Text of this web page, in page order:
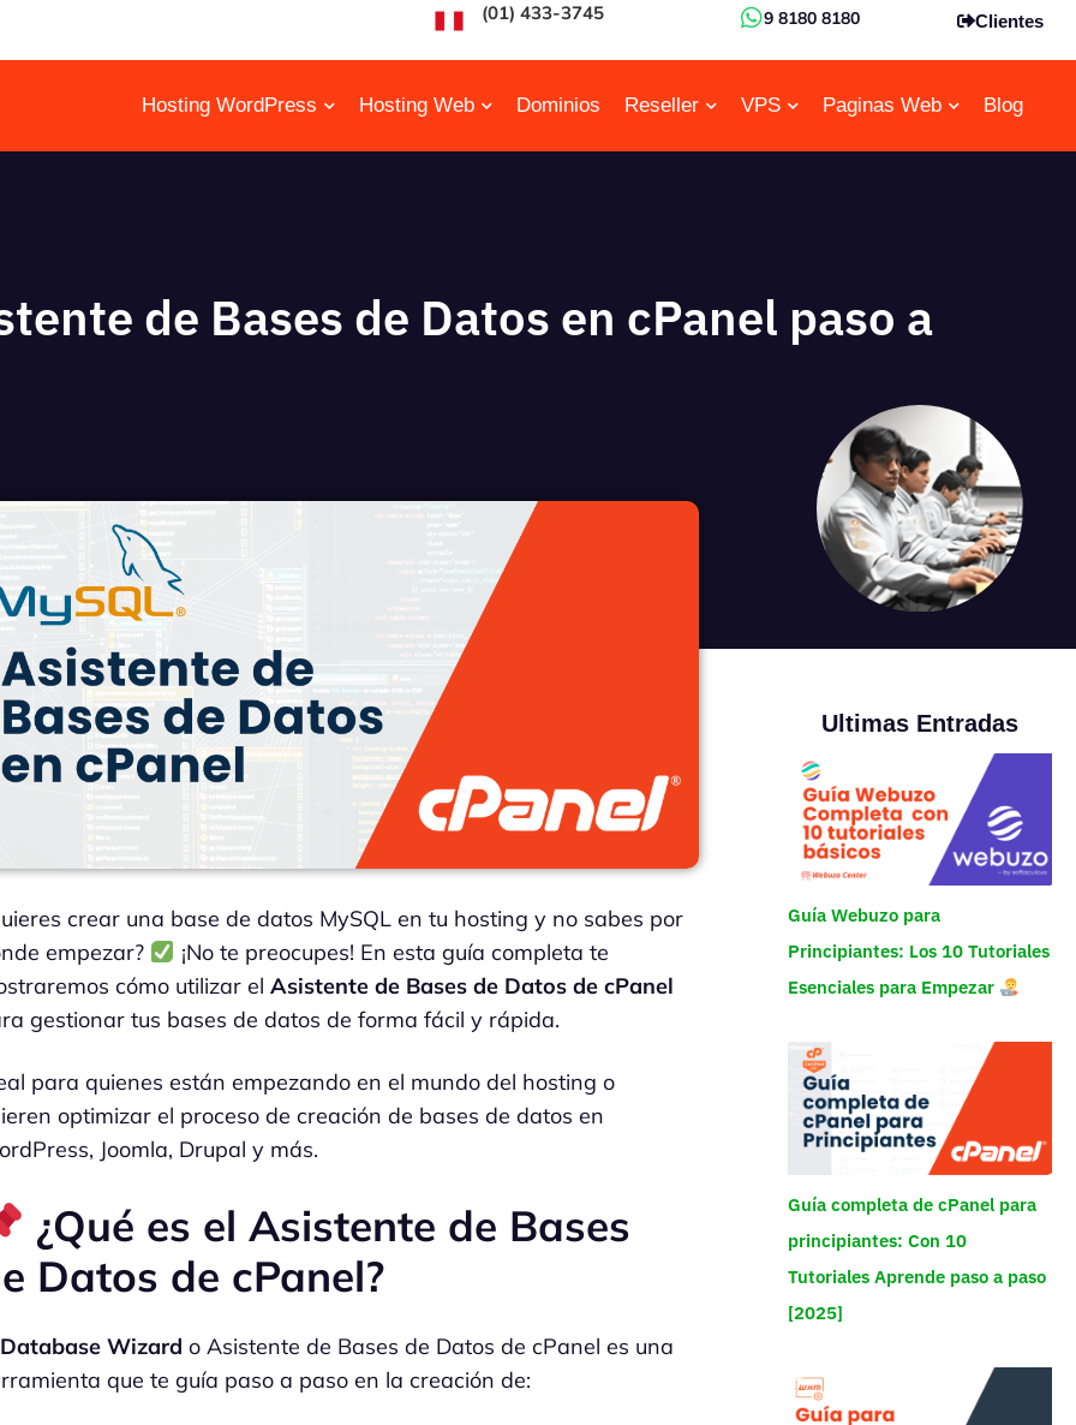
(01) 433-3745 9 8180 8180 Clientes
Hosting WordPress Hosting Web Dominios Reseller VPS Paginas Web Blog
de Bases de Datos en cPanel paso a
crear una base de datos MySQL en tu hosting y no sabes por
empezar?
¡No te preocupes! En esta guía completa te
cómo utilizar elAsistente de Bases de Datos de cPanel
gestionar tus bases de datos de forma fácil y rápida.
para quienes están empezando en el mundo del hosting o
optimizar el proceso de creación de bases de datos en
Joomla, Drupal y más.
¿Qué es el Asistente de Bases
Datos de cPanel?
Database Wizard o Asistente de Bases de Datos de cPanel es una
que te guía paso a paso en la creación de:
Ultimas Entradas
Guía Webuzo para
Principiantes: Los 10 Tutoriales
Esenciales para Empezar
Guía completa de cPanel para
principiantes: Con 10
Tutoriales Aprende paso a paso
[2025]